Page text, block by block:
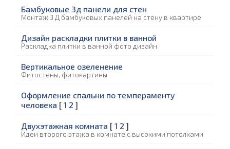
Бамбуковые 3д панели для стен
Монтаж 3 Д бамбуковых панелей на стену в квартире
Дизайн раскладки плитки в ванной
Раскладка плитки в ванной фото дизайн
Вертикальное озеленение
Фитостены, фитокартины
Оформление спальни по темпераменту
человека [ 1 2 ]
Двухэтажная комната [ 1 2 ]
Идеи второго этажа в комнате с высокими потолками